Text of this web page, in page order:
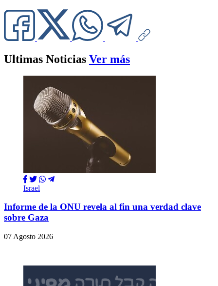
Ultimas Noticias Ver más
Israel
Informe de la ONU revela al fin una verdad clave
sobre Gaza
07 Agosto 2026